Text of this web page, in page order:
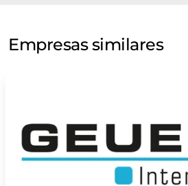
Empresas similares